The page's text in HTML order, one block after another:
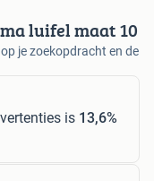
luifel maat 10
je zoekopdracht en de
is 13,6%